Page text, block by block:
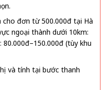
cho đơn từ 500.000đ tại Hà
ngoại thành dưới 10km:
(tùy khu
và tính tại bước thanh